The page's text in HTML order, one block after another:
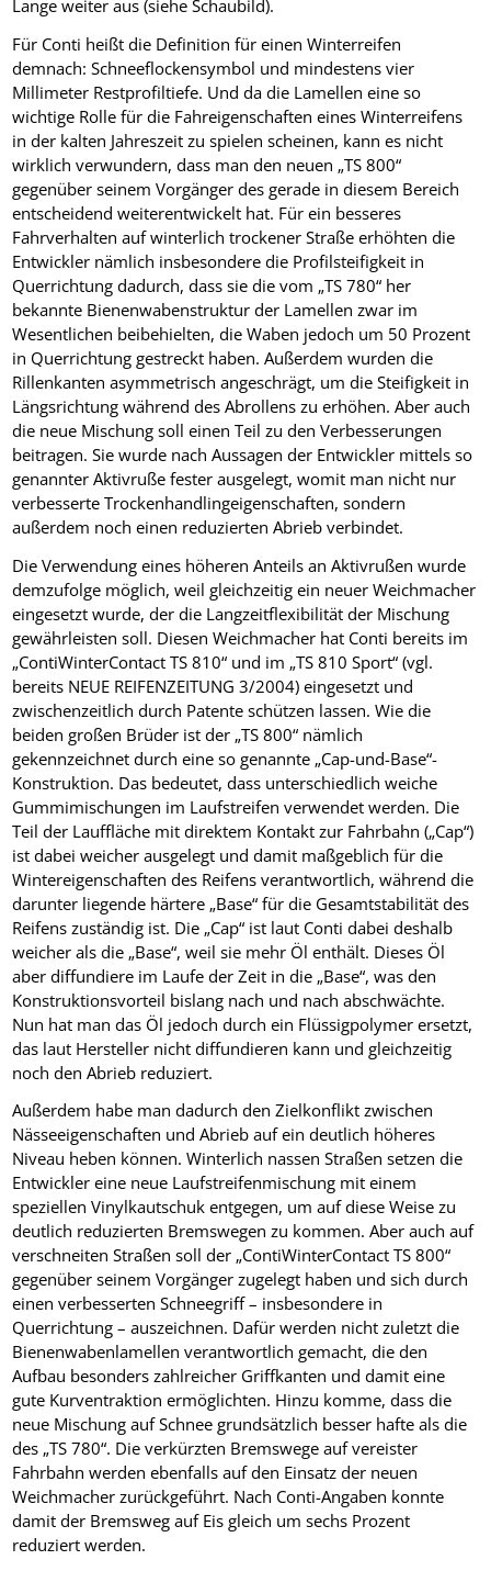
Lange weiter aus (siehe Schaubild).
Für Conti heißt die Definition für einen Winterreifen
demnach: Schneeflockensymbol und mindestens vier
Millimeter Restprofiltiefe. Und da die Lamellen eine so
wichtige Rolle für die Fahreigenschaften eines Winterreifens
in der kalten Jahreszeit zu spielen scheinen, kann es nicht
wirklich verwundern, dass man den neuen „TS 800“
gegenüber seinem Vorgänger des gerade in diesem Bereich
entscheidend weiterentwickelt hat. Für ein besseres
Fahrverhalten auf winterlich trockener Straße erhöhten die
Entwickler nämlich insbesondere die Profilsteifigkeit in
Querrichtung dadurch, dass sie die vom „TS 780“ her
bekannte Bienenwabenstruktur der Lamellen zwar im
Wesentlichen beibehielten, die Waben jedoch um 50 Prozent
in Querrichtung gestreckt haben. Außerdem wurden die
Rillenkanten asymmetrisch angeschrägt, um die Steifigkeit in
Längsrichtung während des Abrollens zu erhöhen. Aber auch
die neue Mischung soll einen Teil zu den Verbesserungen
beitragen. Sie wurde nach Aussagen der Entwickler mittels so
genannter Aktivruße fester ausgelegt, womit man nicht nur
verbesserte Trockenhandlingeigenschaften, sondern
außerdem noch einen reduzierten Abrieb verbindet.
Die Verwendung eines höheren Anteils an Aktivrußen wurde
demzufolge möglich, weil gleichzeitig ein neuer Weichmacher
eingesetzt wurde, der die Langzeitflexibilität der Mischung
gewährleisten soll. Diesen Weichmacher hat Conti bereits im
„ContiWinterContact TS 810“ und im „TS 810 Sport“ (vgl.
bereits NEUE REIFENZEITUNG 3/2004) eingesetzt und
zwischenzeitlich durch Patente schützen lassen. Wie die
beiden großen Brüder ist der „TS 800“ nämlich
gekennzeichnet durch eine so genannte „Cap-und-Base“-
Konstruktion. Das bedeutet, dass unterschiedlich weiche
Gummimischungen im Laufstreifen verwendet werden. Die
Teil der Lauffläche mit direktem Kontakt zur Fahrbahn („Cap“)
ist dabei weicher ausgelegt und damit maßgeblich für die
Wintereigenschaften des Reifens verantwortlich, während die
darunter liegende härtere „Base“ für die Gesamtstabilität des
Reifens zuständig ist. Die „Cap“ ist laut Conti dabei deshalb
weicher als die „Base“, weil sie mehr Öl enthält. Dieses Öl
aber diffundiere im Laufe der Zeit in die „Base“, was den
Konstruktionsvorteil bislang nach und nach abschwächte.
Nun hat man das Öl jedoch durch ein Flüssigpolymer ersetzt,
das laut Hersteller nicht diffundieren kann und gleichzeitig
noch den Abrieb reduziert.
Außerdem habe man dadurch den Zielkonflikt zwischen
Nässeeigenschaften und Abrieb auf ein deutlich höheres
Niveau heben können. Winterlich nassen Straßen setzen die
Entwickler eine neue Laufstreifenmischung mit einem
speziellen Vinylkautschuk entgegen, um auf diese Weise zu
deutlich reduzierten Bremswegen zu kommen. Aber auch auf
verschneiten Straßen soll der „ContiWinterContact TS 800“
gegenüber seinem Vorgänger zugelegt haben und sich durch
einen verbesserten Schneegriff – insbesondere in
Querrichtung – auszeichnen. Dafür werden nicht zuletzt die
Bienenwabenlamellen verantwortlich gemacht, die den
Aufbau besonders zahlreicher Griffkanten und damit eine
gute Kurventraktion ermöglichten. Hinzu komme, dass die
neue Mischung auf Schnee grundsätzlich besser hafte als die
des „TS 780“. Die verkürzten Bremswege auf vereister
Fahrbahn werden ebenfalls auf den Einsatz der neuen
Weichmacher zurückgeführt. Nach Conti-Angaben konnte
damit der Bremsweg auf Eis gleich um sechs Prozent
reduziert werden.